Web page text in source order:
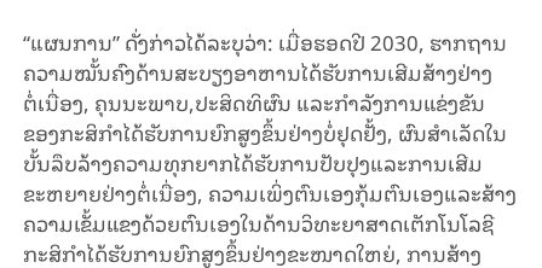
“ແຜນການ” ດັ່ງກ່າວໄດ້ລະບຸວ່າ: ເມື່ອຮອດປີ 2030, ຮາກຖານ
ຄວາມໝັ້ນຄົງດ້ານສະບຽງອາຫານໄດ້ຮັບການເສີມສ້າງຢ່າງ
ຕໍ່ເນື່ອງ, ຄຸນນະພາບ,ປະສິດທິຜົນ ແລະກຳລັງການແຂ່ງຂັນ
ຂອງກະສິກຳໄດ້ຮັບການຍົກສູງຂຶ້ນຢ່າງບໍ່ຢຸດຢັ້ງ, ຜົນສຳເລັດໃນ
ບັ້ນລຶບລ້າງຄວາມທຸກຍາກໄດ້ຮັບການປັບປຸງແລະການເສີມ
ຂະຫຍາຍຢ່າງຕໍ່ເນື່ອງ, ຄວາມເພິ່ງຕົນເອງກຸ້ມຕົນເອງແລະສ້າງ
ຄວາມເຂັ້ມແຂງດ້ວຍຕົນເອງໃນດ້ານວິທະຍາສາດເຕັກໂນໂລຊີ
ກະສິກຳໄດ້ຮັບການຍົກສູງຂຶ້ນຢ່າງຂະໜາດໃຫຍ່, ການສ້າງ